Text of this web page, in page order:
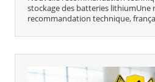
stockage des batteries lithiumUne
recommandation technique,